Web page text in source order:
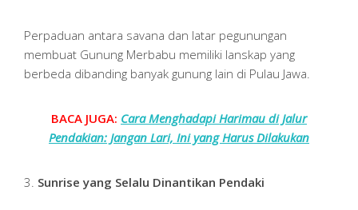
Perpaduan antara savana dan latar pegunungan
membuat Gunung Merbabu memiliki lanskap yang
berbeda dibanding banyak gunung lain di Pulau Jawa.
BACA JUGA: Cara Menghadapi Harimau di Jalur
Pendakian: Jangan Lari, Ini yang Harus Dilakukan
3. Sunrise yang Selalu Dinantikan Pendaki